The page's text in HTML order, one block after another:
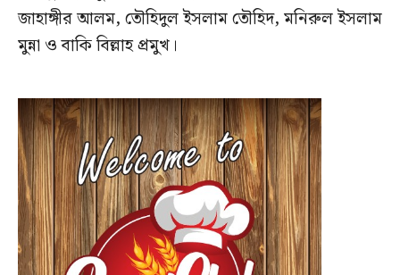
জাহাঙ্গীর আলম, তৌহিদুল ইসলাম তৌহিদ, মনিরুল ইসলাম
মুন্না ও বাকি বিল্লাহ প্রমুখ।